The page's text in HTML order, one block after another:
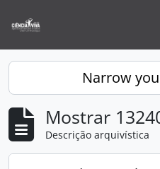
Narrow
Mostrar
Descrição arquivística